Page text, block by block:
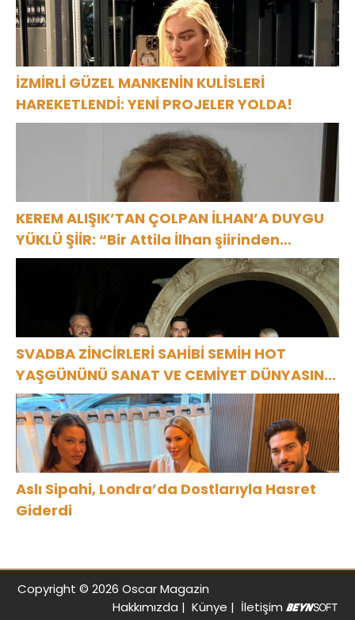
İZMİRLİ GÜZEL MANKENİN KULİSLERİ
HAREKETLENDİ: YENİ PROJELER YOLDA!
KEREM ALIŞIK’TAN ÇOLPAN İLHAN’A DUYGU
YÜKLÜ ŞİİR: “Bir Attila İlhan şiirinden
çıkmıştı sanki”
SVADBA ZİNCİRLERİ SAHİBİ SEMİH HOT
YAŞGÜNÜNÜ SANAT VE CEMİYET DÜNYASININ
ÜNLÜ İSİMLERİYLE KUTLADI!
Aslı Sipahi, Londra’da Dostlarıyla Hasret
Giderdi
Copyright © 2026 Oscar Magazin
Hakkımızda |Künye | İletişim